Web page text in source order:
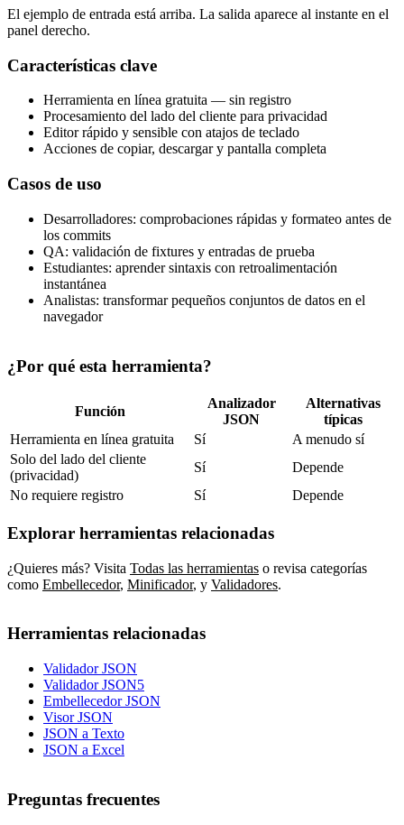
El ejemplo de entrada está arriba. La salida aparece al instante en el
panel derecho.
Características clave
Herramienta en línea gratuita — sin registro
Procesamiento del lado del cliente para privacidad
Editor rápido y sensible con atajos de teclado
Acciones de copiar, descargar y pantalla completa
Casos de uso
Desarrolladores: comprobaciones rápidas y formateo antes de
los commits
QA: validación de fixtures y entradas de prueba
Estudiantes: aprender sintaxis con retroalimentación
instantánea
Analistas: transformar pequeños conjuntos de datos en el
navegador
¿Por qué esta herramienta?
Función
Analizador
JSON
Alternativas
típicas
Herramienta en línea gratuita
Sí
A menudo sí
Solo del lado del cliente
(privacidad)
Sí
Depende
No requiere registro
Sí Depende
Explorar herramientas relacionadas
¿Quieres más? Visita Todas las herramientas o revisa categorías
como Embellecedor, Minificador, y Validadores.
Herramientas relacionadas
Validador JSON
Validador JSON5
Embellecedor JSON
Visor JSON
JSON a Texto
JSON a Excel
Preguntas frecuentes